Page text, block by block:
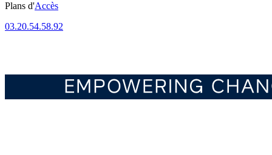
Plans d'Accès
03.20.54.58.92